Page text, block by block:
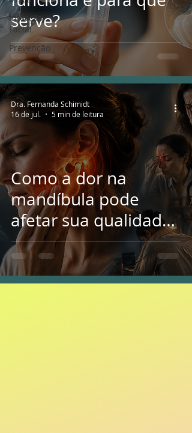
Infecção
Facial
Prevenção
serve?
Como a dor na
mandíbula pode
afetar sua qualidade
de vida? 4 histórias
reais de pacientes
que encontraram a
Dra. Fernanda Schimidt
16 de jul.
5 min de leitura